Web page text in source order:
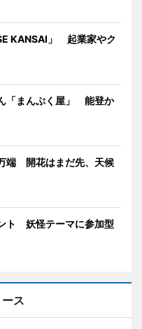
KANSAI」 起業家やク
「まんぷく屋」 能登か
端 開花はまだ先、天候
ト 妖怪テーマに参加型
ス